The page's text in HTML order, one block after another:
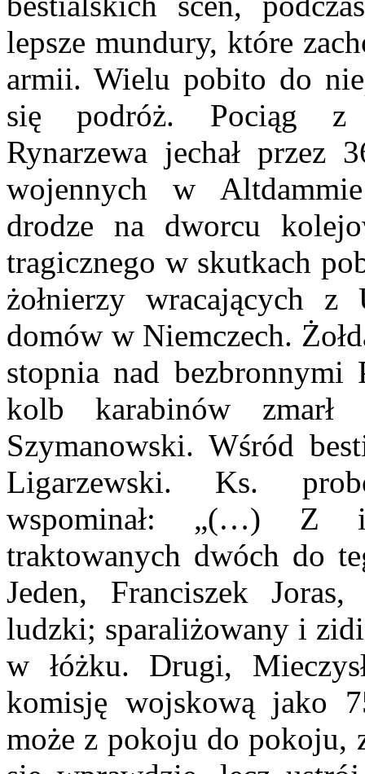
lepsze mundury, które
armii. Wielu pobito do
się podróż. Pociąg z
Rynarzewa jechał
wojennych w
drodze na dworcu
tragicznego w skutkach
żołnierzy wracających
domów w Niemczech.
stopnia nad bezbronnymi
kolb karabinów zmarł
Szymanowski. Wśród
Ligarzewski. Ks.
wspominał: „(…) Z
traktowanych dwóch do
Jeden, Franciszek
ludzki; sparaliżowany i
w łóżku. Drugi,
komisję wojskową jako
może z pokoju do pokoju,